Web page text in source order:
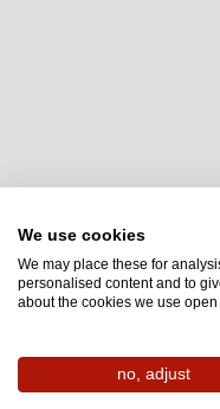
We use cookies
We may place these for
personalised content and to
about the cookies we use
no, adjust